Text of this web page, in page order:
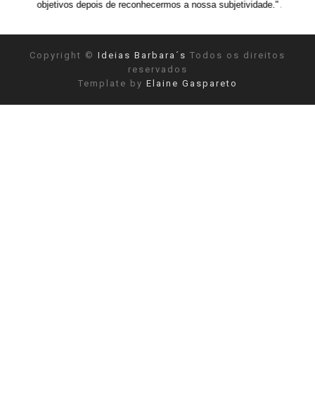
depois de reconhecermos a nossa subjetividade." ANAIS NIN
Copyright © Ideias Barbara´s Todos os direitos
reservados
Template by Elaine Gaspareto